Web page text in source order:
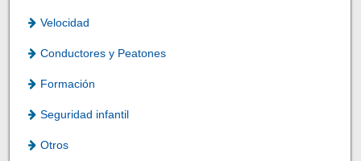
Velocidad
Conductores y Peatones
Formación
Seguridad infantil
Otros